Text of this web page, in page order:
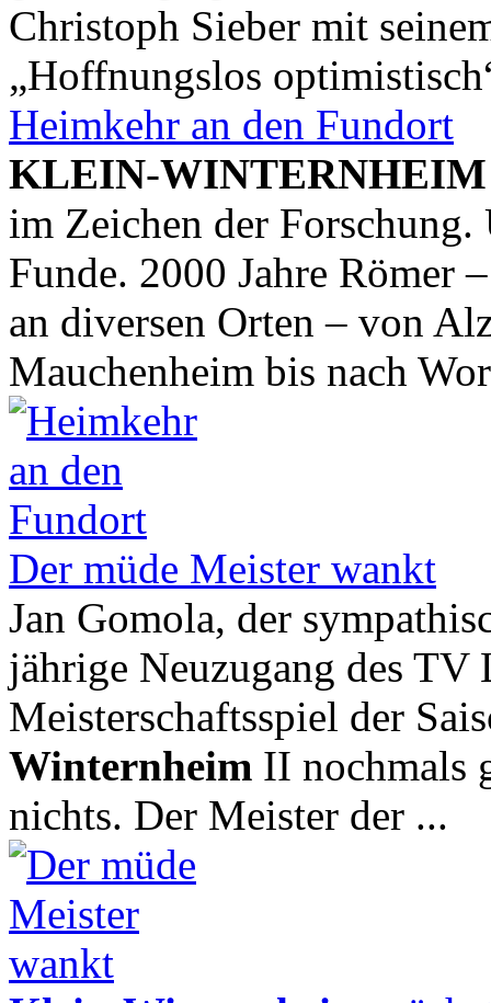
Christoph Sieber mit
„Hoffnungslos
Heimkehr an den Fundort
KLEIN-WINTERNHEIM
im Zeichen der
Funde. 2000 Jahre Römer
an diversen Orten – von
Mauchenheim bis nach
Der müde Meister wankt
Jan Gomola, der
jährige Neuzugang des
Meisterschaftsspiel der
Winternheim II nochmals
nichts. Der Meister der ...